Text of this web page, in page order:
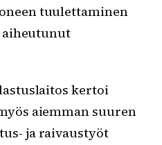
tuulettaminen
aiheutunut
kertoi
aiemman suuren
ja raivaustyöt